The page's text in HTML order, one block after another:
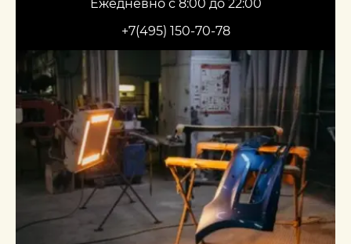
+7(495) 150-70-78